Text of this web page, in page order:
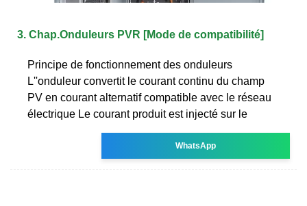
3. Chap.Onduleurs PVR [Mode de compatibilité]
Principe de fonctionnement des onduleurs
L''onduleur convertit le courant continu du champ
PV en courant alternatif compatible avec le réseau
électrique Le courant produit est injecté sur le
WhatsApp